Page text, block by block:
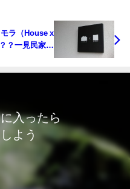
モラ（House x
？一見民家の
入ったら
よう